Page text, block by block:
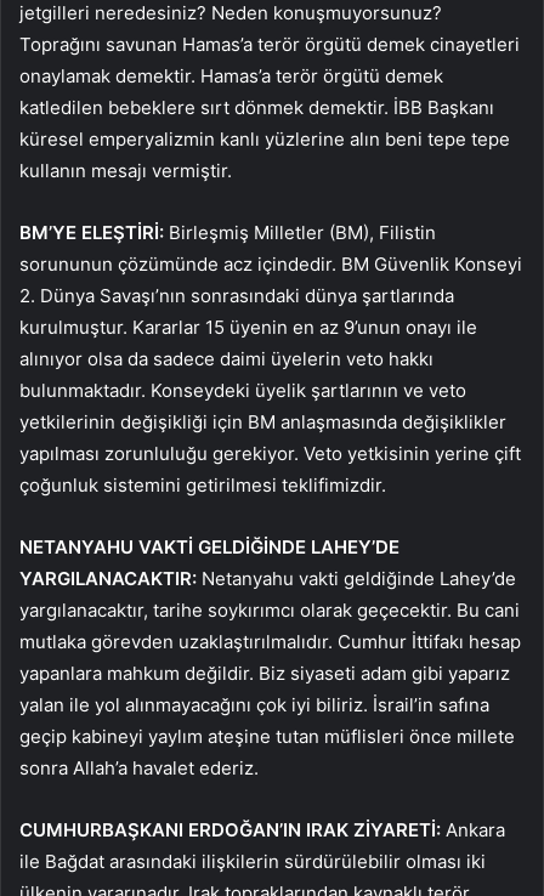
jetgilleri neredesiniz? Neden konuşmuyorsunuz?
Toprağını savunan Hamas’a terör örgütü demek cinayetleri
onaylamak demektir. Hamas’a terör örgütü demek
katledilen bebeklere sırt dönmek demektir. İBB Başkanı
küresel emperyalizmin kanlı yüzlerine alın beni tepe tepe
kullanın mesajı vermiştir.
BM’YE ELEŞTİRİ: Birleşmiş Milletler (BM), Filistin
sorununun çözümünde acz içindedir. BM Güvenlik Konseyi
2. Dünya Savaşı’nın sonrasındaki dünya şartlarında
kurulmuştur. Kararlar 15 üyenin en az 9’unun onayı ile
alınıyor olsa da sadece daimi üyelerin veto hakkı
bulunmaktadır. Konseydeki üyelik şartlarının ve veto
yetkilerinin değişikliği için BM anlaşmasında değişiklikler
yapılması zorunluluğu gerekiyor. Veto yetkisinin yerine çift
çoğunluk sistemini getirilmesi teklifimizdir.
NETANYAHU VAKTİ GELDİĞİNDE LAHEY’DE
YARGILANACAKTIR: Netanyahu vakti geldiğinde Lahey’de
yargılanacaktır, tarihe soykırımcı olarak geçecektir. Bu cani
mutlaka görevden uzaklaştırılmalıdır. Cumhur İttifakı hesap
yapanlara mahkum değildir. Biz siyaseti adam gibi yaparız
yalan ile yol alınmayacağını çok iyi biliriz. İsrail’in safına
geçip kabineyi yaylım ateşine tutan müflisleri önce millete
sonra Allah’a havalet ederiz.
CUMHURBAŞKANI ERDOĞAN’IN IRAK ZİYARETİ: Ankara
ile Bağdat arasındaki ilişkilerin sürdürülebilir olması iki